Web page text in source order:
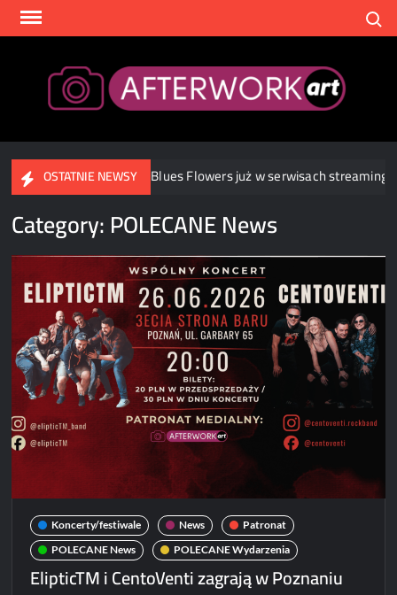
Skip
OSTATNIE NEWSY
zespołu Blues Flowers już w serwisach streamingowych
Category:POLECANE News
Koncerty/festiwale News
Patronat
POLECANE News
POLECANE Wydarzenia
ElipticTM i CentoVenti zagrają w Poznaniu